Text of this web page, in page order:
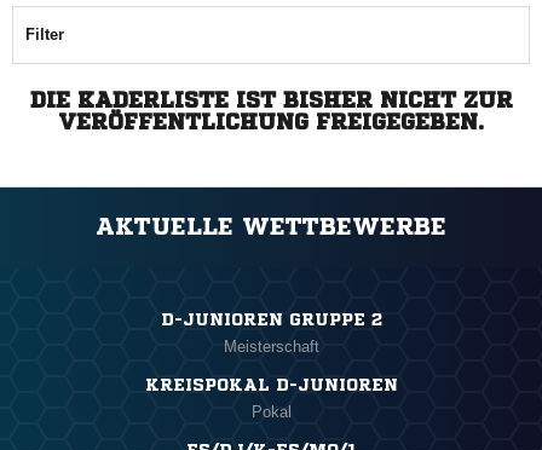
Filter
DIE KADERLISTE IST BISHER NICHT ZUR
VERÖFFENTLICHUNG FREIGEGEBEN.
AKTUELLE WETTBEWERBE
D-JUNIOREN GRUPPE 2
Meisterschaft
KREISPOKAL D-JUNIOREN
Pokal